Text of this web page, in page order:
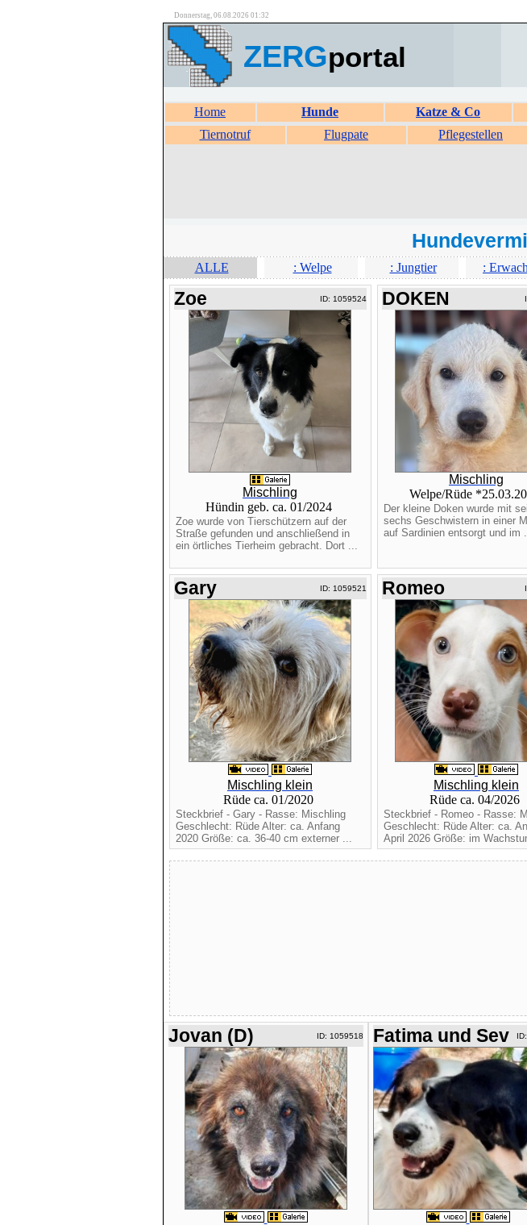
Donnerstag, 06.08.2026 01:32
ZERGportal
Home Hunde Katze & Co
Tiernotruf
Flugpate Pflegestellen
ALLE
: Welpe : Jungtier :
Zoe ID: 1059524
Mischling
Hündin geb. ca. 01/2024
Zoe wurde von Tierschützern auf der
Straße gefunden und anschließend in
ein örtliches Tierheim gebracht. Dort ...
DOKEN
Mischling
Welpe/Rüde
Der kleine Doken wurde mit
sechs Geschwistern in einer
auf Sardinien entsorgt und im
Gary ID: 1059521
Mischling klein
Rüde ca. 01/2020
Steckbrief - Gary - Rasse: Mischling
Geschlecht: Rüde Alter: ca. Anfang
2020 Größe: ca. 36-40 cm externer ...
Romeo
Mischling klein
Rüde ca. 04/2026
Steckbrief - Romeo - Rasse:
Geschlecht: Rüde Alter: ca.
April 2026 Größe: im
Jovan (D) ID: 1059518 Fatima und Sev